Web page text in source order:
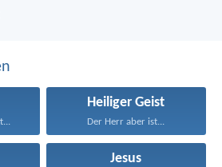
Heiliger Geist
Der Herr aber ist...
Jesus